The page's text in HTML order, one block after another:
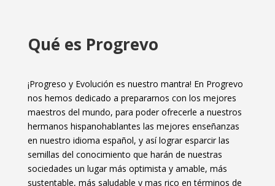
Qué es Progrevo
¡Progreso y Evolución es nuestro mantra! En Progrevo
nos hemos dedicado a prepararnos con los mejores
maestros del mundo, para poder ofrecerle a nuestros
hermanos hispanohablantes las mejores enseñanzas
en nuestro idioma español, y así lograr esparcir las
semillas del conocimiento que harán de nuestras
sociedades un lugar más optimista y amable, más
sustentable, más saludable y mas rico en términos de